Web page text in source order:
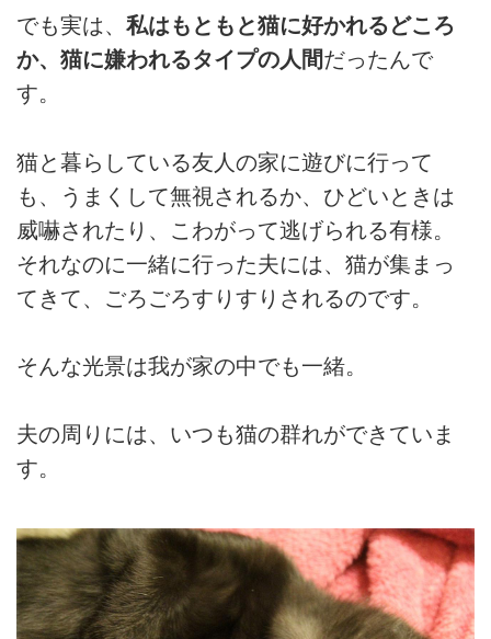
でも実は、 私はもともと猫に好かれるどころ
か、猫に嫌われるタイプの人間だったんで
す。
猫と暮らしている友人の家に遊びに行って
も、うまくして無視されるか、ひどいときは
威嚇されたり、こわがって逃げられる有様。
それなのに一緒に行った夫には、猫が集まっ
てきて、ごろごろすりすりされるのです。
そんな光景は我が家の中でも一緒。
夫の周りには、いつも猫の群れができていま
す。